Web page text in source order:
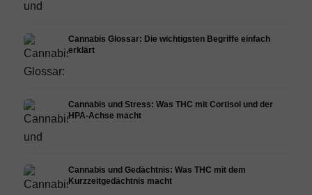
Cannabis Glossar: Die wichtigsten Begriffe einfach
erklärt
Cannabis und Stress: Was THC mit Cortisol und der
HPA-Achse macht
Cannabis und Gedächtnis: Was THC mit dem
Kurzzeitgedächtnis macht